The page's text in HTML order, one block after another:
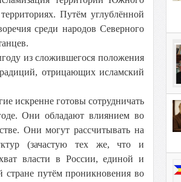
Путём углублённой
среди народов Северного
из сложившегося положения
отрицающих исламский
искренне готовы сотрудничать
Они обладают влиянием во
Они могут рассчитывать на
(зачастую тех же, что и
власти в России, единой и
путём проникновения во